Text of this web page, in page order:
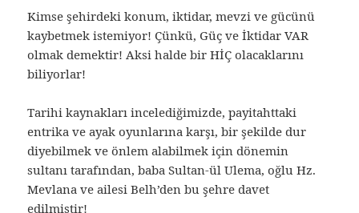
Kimse şehirdeki konum, iktidar, mevzi ve gücünü
kaybetmek istemiyor! Çünkü, Güç ve İktidar VAR
olmak demektir! Aksi halde bir HİÇ olacaklarını
biliyorlar!
Tarihi kaynakları incelediğimizde, payitahttaki
entrika ve ayak oyunlarına karşı, bir şekilde dur
diyebilmek ve önlem alabilmek için dönemin
sultanı tarafından, baba Sultan-ül Ulema, oğlu Hz.
Mevlana ve ailesi Belh’den bu şehre davet
edilmiştir!